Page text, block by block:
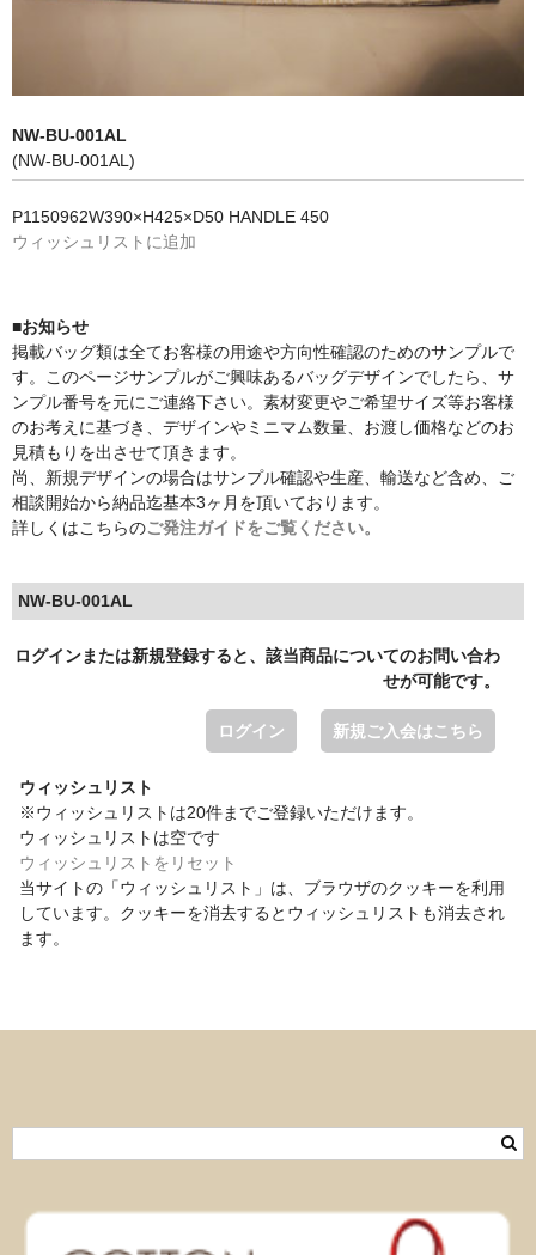
NW-BU-001AL
(NW-BU-001AL)
P1150962W390×H425×D50 HANDLE 450
ウィッシュリストに追加
■お知らせ
掲載バッグ類は全てお客様の用途や方向性確認のためのサンプルで
す。このページサンプルがご興味あるバッグデザインでしたら、サ
ンプル番号を元にご連絡下さい。素材変更やご希望サイズ等お客様
のお考えに基づき、デザインやミニマム数量、お渡し価格などのお
見積もりを出させて頂きます。
尚、新規デザインの場合はサンプル確認や生産、輸送など含め、ご
相談開始から納品迄基本3ヶ月を頂いております。
詳しくはこちらのご発注ガイドをご覧ください。
NW-BU-001AL
ログインまたは新規登録すると、該当商品についてのお問い合わ
せが可能です。
ログイン 新規ご入会はこちら
ウィッシュリスト
※ウィッシュリストは20件までご登録いただけます。
ウィッシュリストは空です
ウィッシュリストをリセット
当サイトの「ウィッシュリスト」は、ブラウザのクッキーを利用
しています。クッキーを消去するとウィッシュリストも消去され
ます。